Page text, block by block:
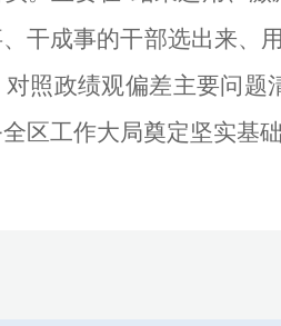
干成事的干部选出来、
照政绩观偏差主要问
区工作大局奠定坚实基